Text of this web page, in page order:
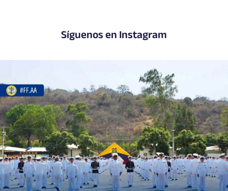
Síguenos en Instagram